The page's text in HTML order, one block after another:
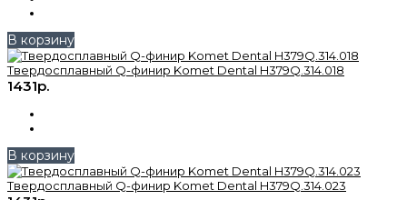
В корзину
Твердосплавный Q-финир Komet Dental H379Q.314.018
1431р.
В корзину
Твердосплавный Q-финир Komet Dental H379Q.314.023